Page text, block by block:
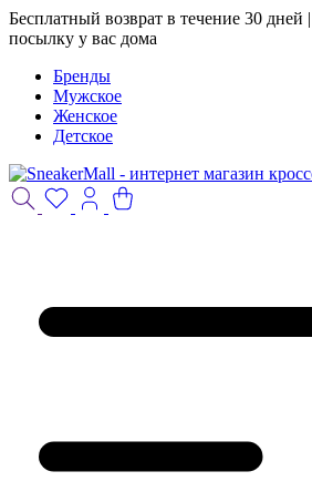
Бесплатный возврат в течение 30
посылку у вас дома
Бренды
Мужское
Женское
Детское